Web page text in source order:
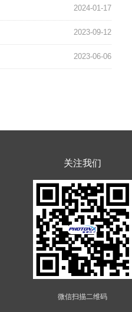
2024-01-17
2023-09-12
2023-06-06
关注我们
微信扫描二维码